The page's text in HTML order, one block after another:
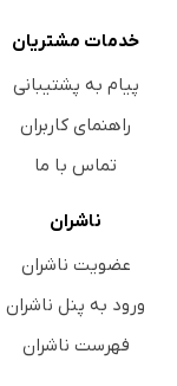
خدمات مشتریان
پیام به پشتیبانی
راهنمای کاربران
تماس با ما
ناشران
عضویت ناشران
ورود به پنل ناشران
فهرست ناشران